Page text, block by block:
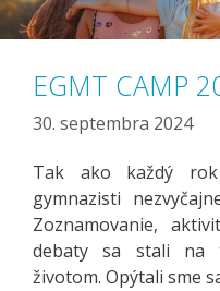
EGMT CAMP
30. septembra 2024
Tak ako každý
gymnazisti
Zoznamovanie,
debaty sa stali na
životom. Opýtali sme